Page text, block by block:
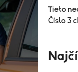
Tieto
Číslo 3